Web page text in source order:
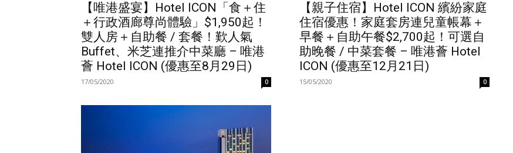
【唯港盛宴】Hotel ICON「食＋住
＋行政酒廊尊尚體驗」$1,950起！
雙人房＋自助餐 / 套餐！歎人氣
Buffet、米芝連推介中菜廳 – 唯港
薈 Hotel ICON (優惠至8月29日)
17/05/2020 0
【親子住宿】Hotel ICON 繽紛家庭
住宿優惠！家庭套房連兒童帳幕＋
早餐＋自助午餐$2,700起！可選自
助晚餐 / 中菜套餐 – 唯港薈 Hotel
ICON (優惠至12月21日)
15/05/2020 0